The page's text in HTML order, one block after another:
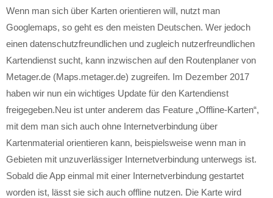
Wenn man sich über Karten orientieren will, nutzt man
Googlemaps, so geht es den meisten Deutschen. Wer jedoch
einen datenschutzfreundlichen und zugleich nutzerfreundlichen
Kartendienst sucht, kann inzwischen auf den Routenplaner von
Metager.de (Maps.metager.de) zugreifen. Im Dezember 2017
haben wir nun ein wichtiges Update für den Kartendienst
freigegeben.Neu ist unter anderem das Feature „Offline-Karten“,
mit dem man sich auch ohne Internetverbindung über
Kartenmaterial orientieren kann, beispielsweise wenn man in
Gebieten mit unzuverlässiger Internetverbindung unterwegs ist.
Sobald die App einmal mit einer Internetverbindung gestartet
worden ist, lässt sie sich auch offline nutzen. Die Karte wird